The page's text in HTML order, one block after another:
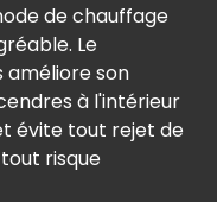
de chauffage
Le
améliore son
à l'intérieur
évite tout rejet de
risque